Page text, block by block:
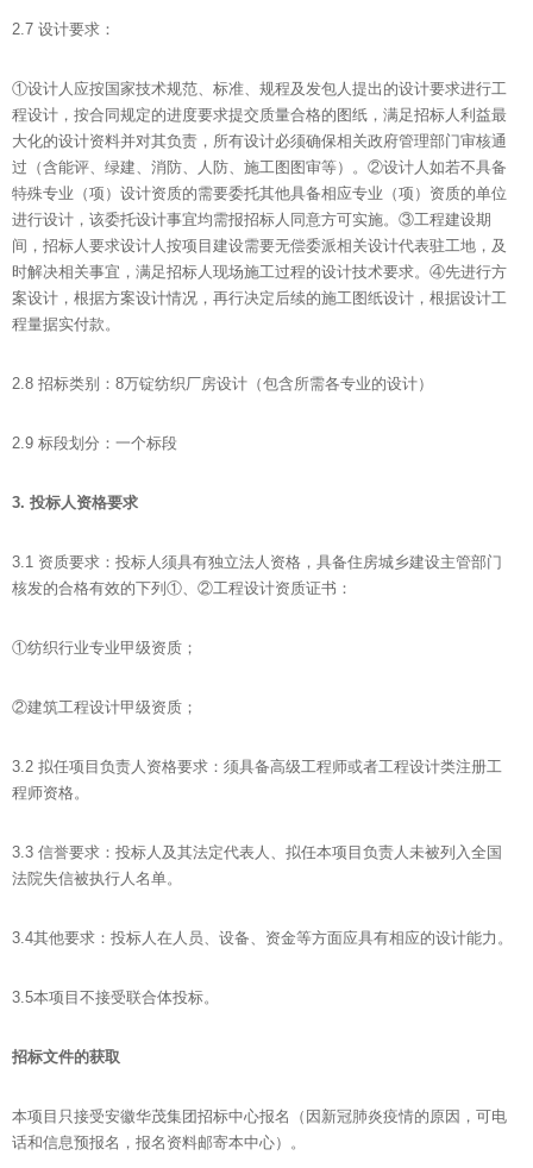
2.7 设计要求：
①设计人应按国家技术规范、标准、规程及发包人提出的设计要求进行工
程设计，按合同规定的进度要求提交质量合格的图纸，满足招标人利益最
大化的设计资料并对其负责，所有设计必须确保相关政府管理部门审核通
过（含能评、绿建、消防、人防、施工图图审等）。②设计人如若不具备
特殊专业（项）设计资质的需要委托其他具备相应专业（项）资质的单位
进行设计，该委托设计事宜均需报招标人同意方可实施。③工程建设期
间，招标人要求设计人按项目建设需要无偿委派相关设计代表驻工地，及
时解决相关事宜，满足招标人现场施工过程的设计技术要求。④先进行方
案设计，根据方案设计情况，再行决定后续的施工图纸设计，根据设计工
程量据实付款。
2.8 招标类别：8万锭纺织厂房设计（包含所需各专业的设计）
2.9 标段划分：一个标段
3. 投标人资格要求
3.1 资质要求：投标人须具有独立法人资格，具备住房城乡建设主管部门
核发的合格有效的下列①、②工程设计资质证书：
①纺织行业专业甲级资质；
②建筑工程设计甲级资质；
3.2 拟任项目负责人资格要求：须具备高级工程师或者工程设计类注册工
程师资格。
3.3 信誉要求：投标人及其法定代表人、拟任本项目负责人未被列入全国
法院失信被执行人名单。
3.4其他要求：投标人在人员、设备、资金等方面应具有相应的设计能力。
3.5本项目不接受联合体投标。
招标文件的获取
本项目只接受安徽华茂集团招标中心报名（因新冠肺炎疫情的原因，可电
话和信息预报名，报名资料邮寄本中心）。